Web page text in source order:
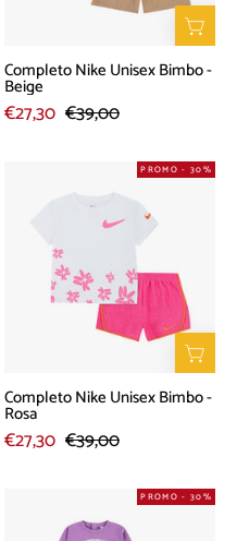
Completo Nike Unisex Bimbo -
Beige
€27,30 €39,00
Completo
Nike
Unisex
-
Rosa
PROMO - 30%
Completo Nike Unisex Bimbo -
Rosa
€27,30 €39,00
Completo
Nike
PROMO - 30%